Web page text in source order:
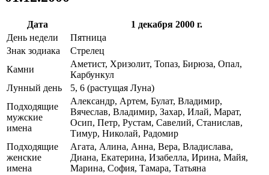
Дата
1 декабря 2000 г.
День недели
Пятница
Знак зодиака
Стрелец
Камни
Аметист, Хризолит, Топаз, Бирюза, Опал,
Карбункул
Лунный день
5, 6 (растущая Луна)
Подходящие
мужские
имена
Александр, Артем, Булат, Владимир,
Вячеслав, Владимир, Захар, Илай, Марат,
Осип, Петр, Рустам, Савелий, Станислав,
Тимур, Николай, Радомир
Подходящие
женские
имена
Агата, Алина, Анна, Вера, Владислава,
Диана, Екатерина, Изабелла, Ирина, Майя,
Марина, София, Тамара, Татьяна